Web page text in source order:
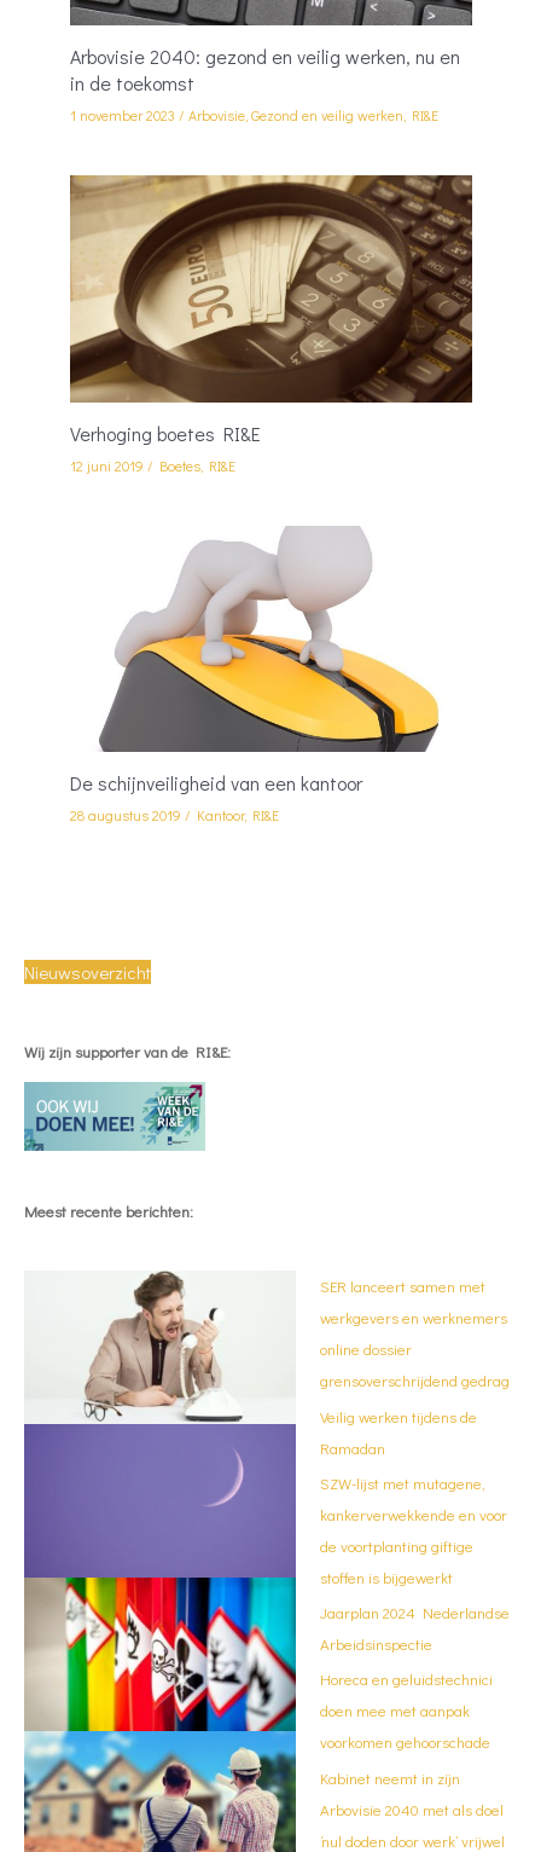
Arbovisie 2040: gezond en veilig werken, nu en
in de toekomst
1 november 2023 / Arbovisie, Gezond en veilig werken RI&E
Verhoging boetes RI&E
12 juni 2019 / Boetes, RI&E
De schijnveiligheid van een kantoor
28 augustus 2019 / Kantoor, RI&E
Nieuwsoverzicht
Wij zijn supporter van de RI&E:
Meest recente berichten:
SER lanceert samen met
werkgevers en werknemers
online dossier
grensoverschrijdend gedrag
Veilig werken tijdens de
Ramadan
SZW-lijst met mutagene,
kankerverwekkende en voor
de voortplanting giftige
stoffen is bijgewerkt
Jaarplan 2024 Nederlandse
Arbeidsinspectie
Horeca en geluidstechnici
doen mee met aanpak
voorkomen gehoorschade
Kabinet neemt in zijn
Arbovisie 2040 met als doel
‘nul doden door werk’ vrijwel